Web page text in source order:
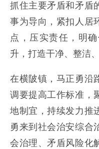
抓住主要矛盾和矛盾
事为导向，紧扣人居
点，压实责任，明
升，打造干净、整洁
在横陂镇，马正勇沿
调要提高工作标准，
地制宜，持续发力推
勇来到社会治安综合
会治理、矛盾风险化